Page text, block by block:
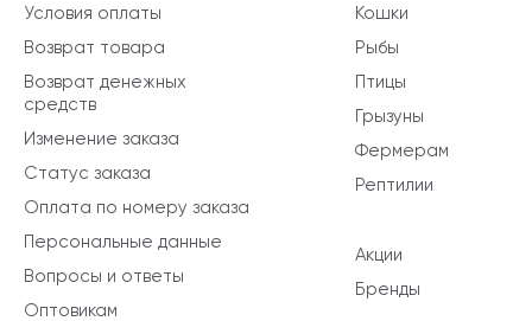
Кошки
Рыбы
Птицы
Грызуны
Фермерам
Рептилии
Акции
Бренды
Условия оплаты
Возврат товара
Возврат денежных
средств
Изменение заказа
Статус заказа
Оплата по номеру заказа
Персональные данные
Вопросы и ответы
Оптовикам